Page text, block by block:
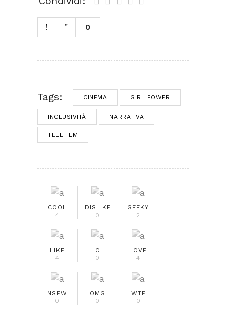
0
Tags: CINEMA GIRL POWER
INCLUSIVITÀ NARRATIVA
TELEFILM
COOL
4
DISLIKE
0
GEEKY
2
LIKE
4
LOL
0
LOVE
4
NSFW
0
OMG
0
WTF
0